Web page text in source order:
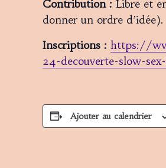
Contribution : Libre et
donner un ordre d’idée).
Inscriptions : https://
24-decouverte-slow-
Ajouter au calendrier